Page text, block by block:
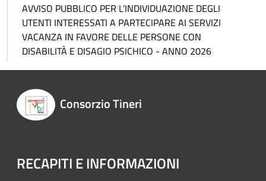
AVVISO PUBBLICO PER L’INDIVIDUAZIONE DEGLI
UTENTI INTERESSATI A PARTECIPARE AI SERVIZI
VACANZA IN FAVORE DELLE PERSONE CON
DISABILITÀ E DISAGIO PSICHICO - ANNO 2026
Consorzio Tineri
RECAPITI E INFORMAZIONI